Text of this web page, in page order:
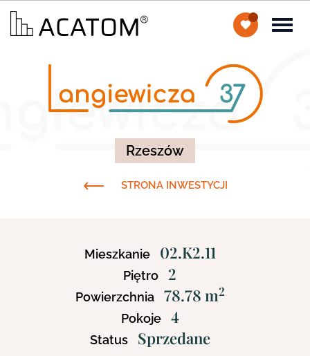
Rzeszów
STRONA INWESTYCJI
Mieszkanie 02.K2.11
Piętro 2
Powierzchnia 78.78 m2
Pokoje 4
Status Sprzedane